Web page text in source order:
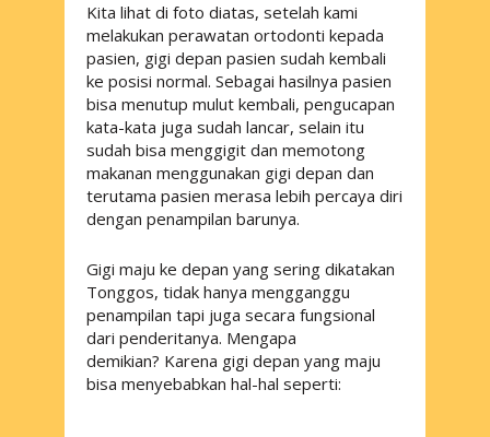
Kita lihat di foto diatas, setelah kami
melakukan perawatan ortodonti kepada
pasien, gigi depan pasien sudah kembali
ke posisi normal. Sebagai hasilnya pasien
bisa menutup mulut kembali, pengucapan
kata-kata juga sudah lancar, selain itu
sudah bisa menggigit dan memotong
makanan menggunakan gigi depan dan
terutama pasien merasa lebih percaya diri
dengan penampilan barunya.
Gigi maju ke depan yang sering dikatakan
Tonggos, tidak hanya mengganggu
penampilan tapi juga secara fungsional
dari penderitanya. Mengapa
demikian? Karena gigi depan yang maju
bisa menyebabkan hal-hal seperti: